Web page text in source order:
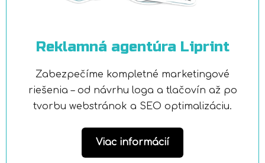
Reklamná agentúra Liprint
Zabezpečíme kompletné marketingové
riešenia – od návrhu loga a tlačovín až po
tvorbu webstránok a SEO optimalizáciu.
Viac informácií